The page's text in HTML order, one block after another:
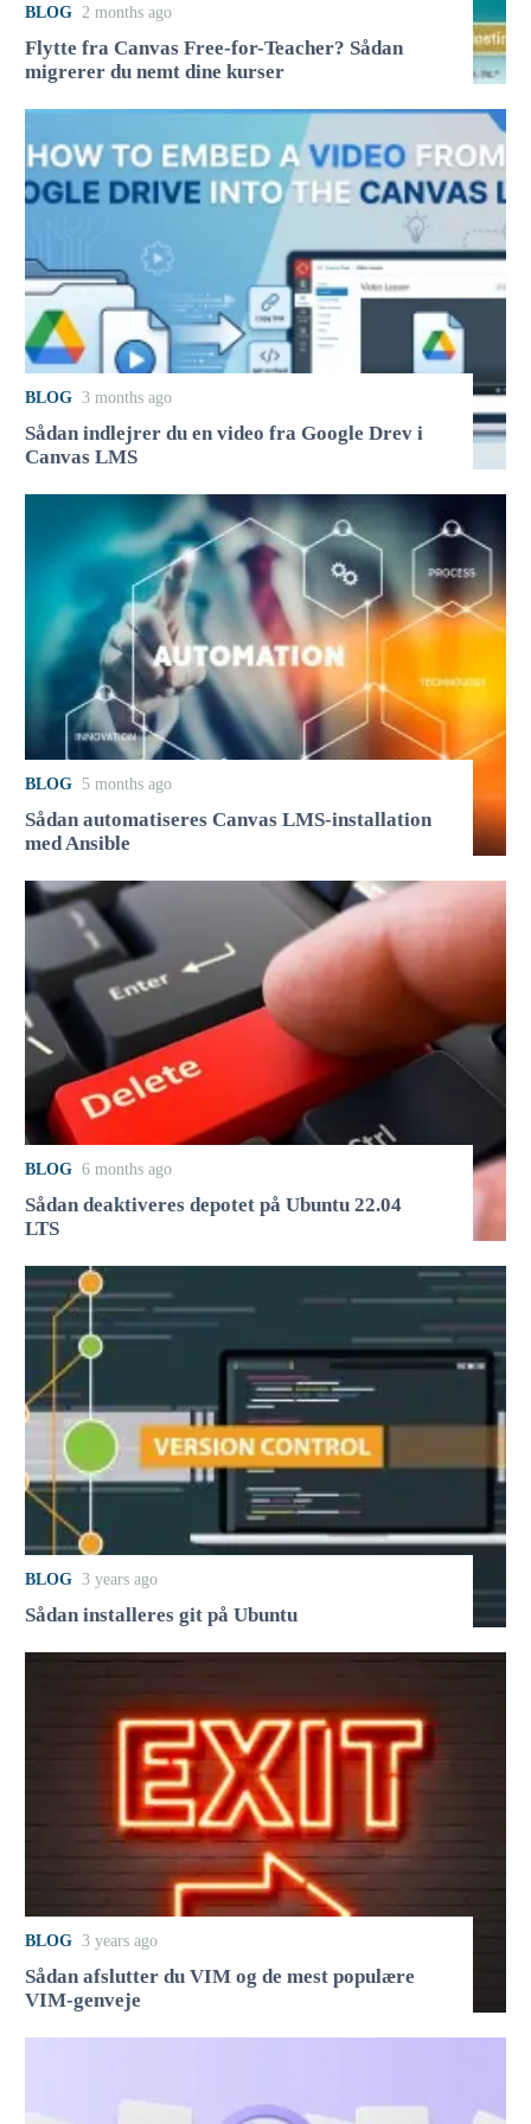
BLOG 2 months ago
Flytte fra Canvas Free-for-Teacher? Sådan
migrerer du nemt dine kurser
BLOG 3 months ago
Sådan indlejrer du en video fra Google Drev i
Canvas LMS
BLOG 5 months ago
Sådan automatiseres Canvas LMS-installation
med Ansible
BLOG 6 months ago
Sådan deaktiveres depotet på Ubuntu 22.04
LTS
BLOG 3 years ago
Sådan installeres git på Ubuntu
BLOG 3 years ago
Sådan afslutter du VIM og de mest populære
VIM-genveje